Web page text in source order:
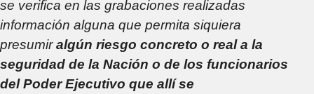
se verifica en las grabaciones realizadas
información alguna que permita siquiera
presumiralgún riesgo concreto o real a la
seguridad de la Nación o de los funcionarios
del Poder Ejecutivo que allí se